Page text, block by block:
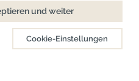
und weiter
Cookie-Einstellungen